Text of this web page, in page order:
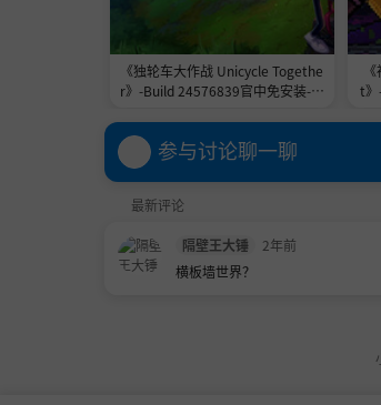
《独轮车大作战 Unicycle Togethe
r》-Build 24576839官中免安装-简
t》
参与讨论聊一聊
最新评论
隔壁王大锤 2年前
横板墙世界？